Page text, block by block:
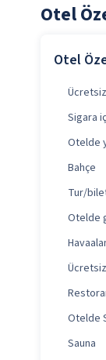
Otel
Otel
Sigara
Otelde
Bahçe
Tur/
Otelde
Otelde
Sauna